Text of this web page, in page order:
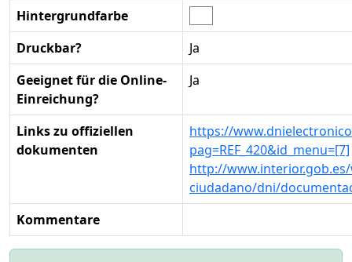
Hintergrundfarbe
Druckbar?
Ja
Geeignet für die Online-
Einreichung?
Ja
Links zu offiziellen
dokumenten
https://
pag=REF_420&id_menu=[7]
http://
ciudadano/dni/
Kommentare